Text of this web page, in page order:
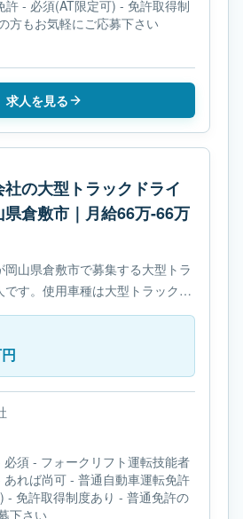
許 - 必須(AT限定可) - 免許取得制
方もお気軽にご応募下さい
求人を見る
の大型トラックドライ
倉敷市｜月給66万-66万
岡山県倉敷市で募集する大型トラ
です。使用車種は大型トラックで
時間: 60分です。必要免許は- 中
須 - フォークリフト運転技能者
れば尚可 - 普通自動車運転免許
- 免許取得制度あり - 普通免許の
下さい